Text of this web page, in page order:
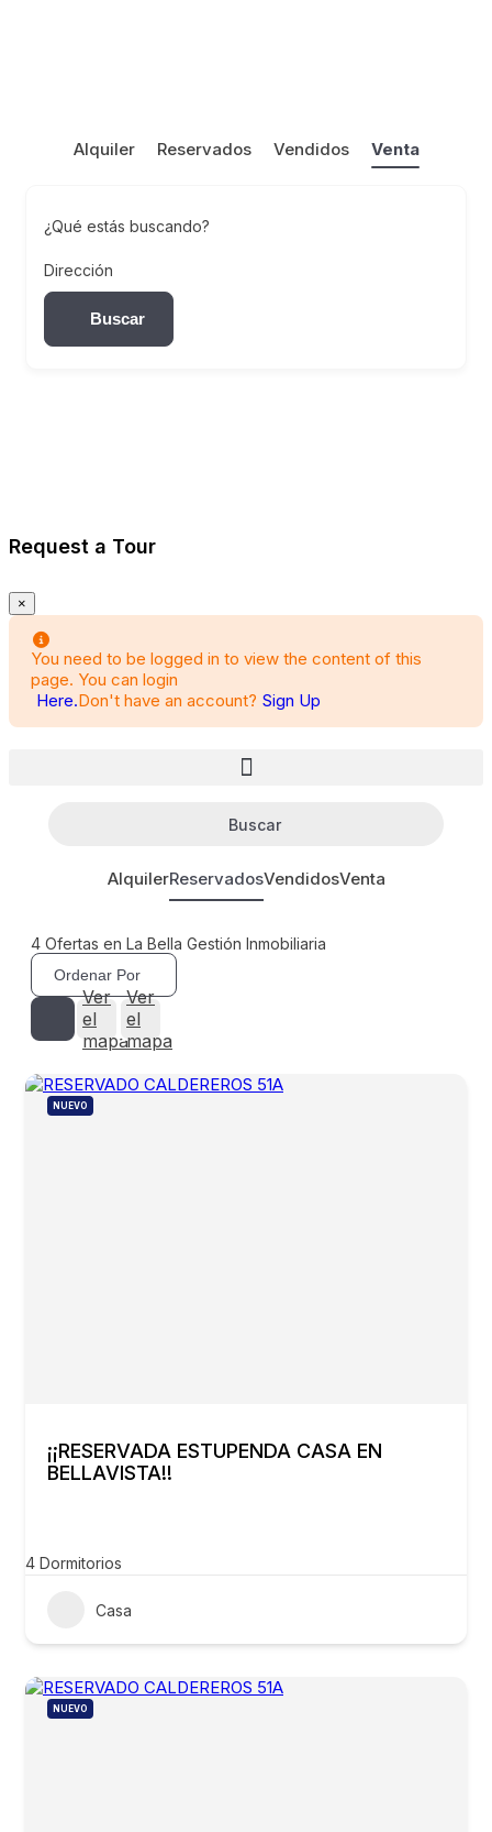
Alquiler Reservados Vendidos Venta
¿Qué estás buscando?
Dirección
Buscar
Request a Tour
×
You need to be logged in to view the content of this
page. You can login
Here.Don't have an account? Sign Up
Buscar
AlquilerReservadosVendidosVenta
4 Ofertas en La Bella Gestión Inmobiliaria
Ordenar Por
Ver
el
mapa
Ver
el
mapa
NUEVO
¡¡RESERVADA ESTUPENDA CASA EN
BELLAVISTA!!
4 Dormitorios
Casa
NUEVO